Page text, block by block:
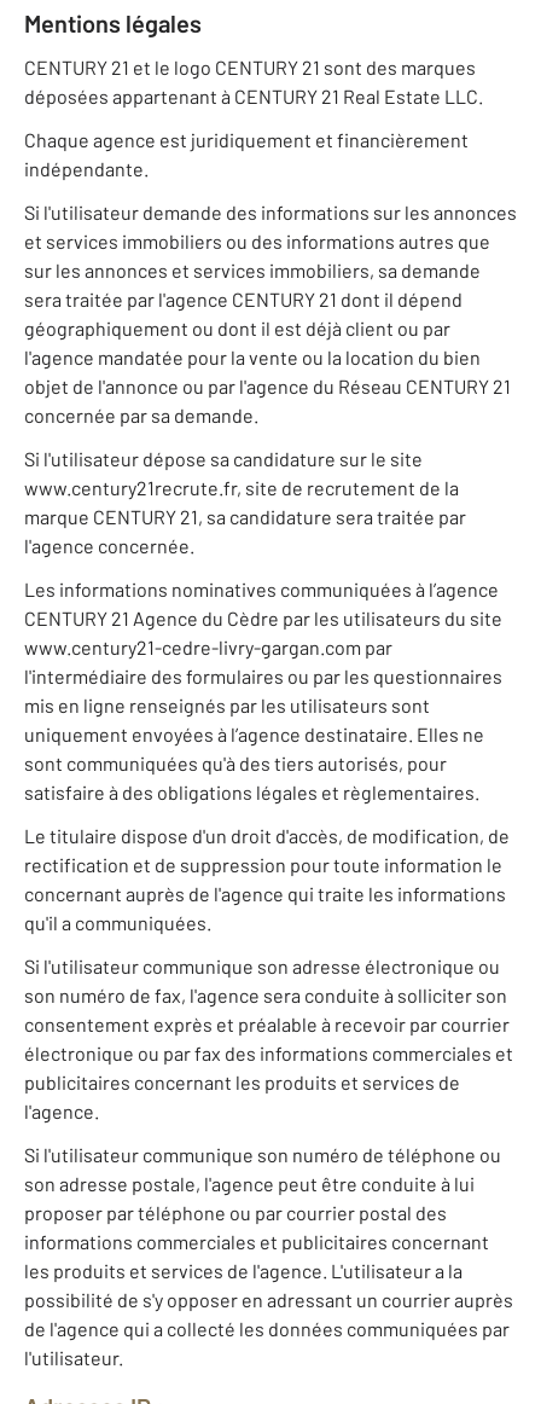
Mentions légales
CENTURY 21 et le logo CENTURY 21 sont des marques
déposées appartenant à CENTURY 21 Real Estate LLC.
Chaque agence est juridiquement et financièrement
indépendante.
Si l'utilisateur demande des informations sur les annonces
et services immobiliers ou des informations autres que
sur les annonces et services immobiliers, sa demande
sera traitée par l'agence CENTURY 21 dont il dépend
géographiquement ou dont il est déjà client ou par
l'agence mandatée pour la vente ou la location du bien
objet de l'annonce ou par l'agence du Réseau CENTURY 21
concernée par sa demande.
Si l'utilisateur dépose sa candidature sur le site
www.century21recrute.fr, site de recrutement de la
marque CENTURY 21, sa candidature sera traitée par
l'agence concernée.
Les informations nominatives communiquées à l’agence
CENTURY 21 Agence du Cèdre par les utilisateurs du site
www.century21-cedre-livry-gargan.com par
l'intermédiaire des formulaires ou par les questionnaires
mis en ligne renseignés par les utilisateurs sont
uniquement envoyées à l’agence destinataire. Elles ne
sont communiquées qu'à des tiers autorisés, pour
satisfaire à des obligations légales et règlementaires.
Le titulaire dispose d'un droit d'accès, de modification, de
rectification et de suppression pour toute information le
concernant auprès de l'agence qui traite les informations
qu'il a communiquées.
Si l'utilisateur communique son adresse électronique ou
son numéro de fax, l'agence sera conduite à solliciter son
consentement exprès et préalable à recevoir par courrier
électronique ou par fax des informations commerciales et
publicitaires concernant les produits et services de
l'agence.
Si l'utilisateur communique son numéro de téléphone ou
son adresse postale, l'agence peut être conduite à lui
proposer par téléphone ou par courrier postal des
informations commerciales et publicitaires concernant
les produits et services de l'agence. L'utilisateur a la
possibilité de s'y opposer en adressant un courrier auprès
de l'agence qui a collecté les données communiquées par
l'utilisateur.